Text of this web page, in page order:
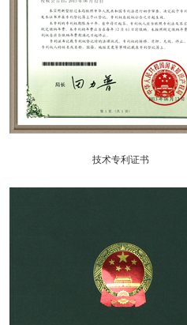
技术专利证书